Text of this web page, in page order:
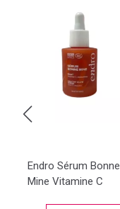
Endro Sérum Bonne
Mine Vitamine C